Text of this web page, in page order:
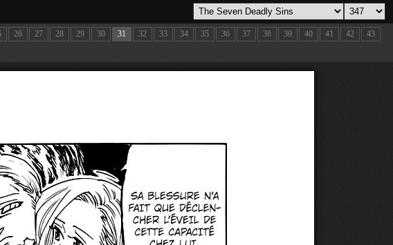
26 27 28 29 30 31 32 33 34 35 36 37 38 39 40 41 42
43